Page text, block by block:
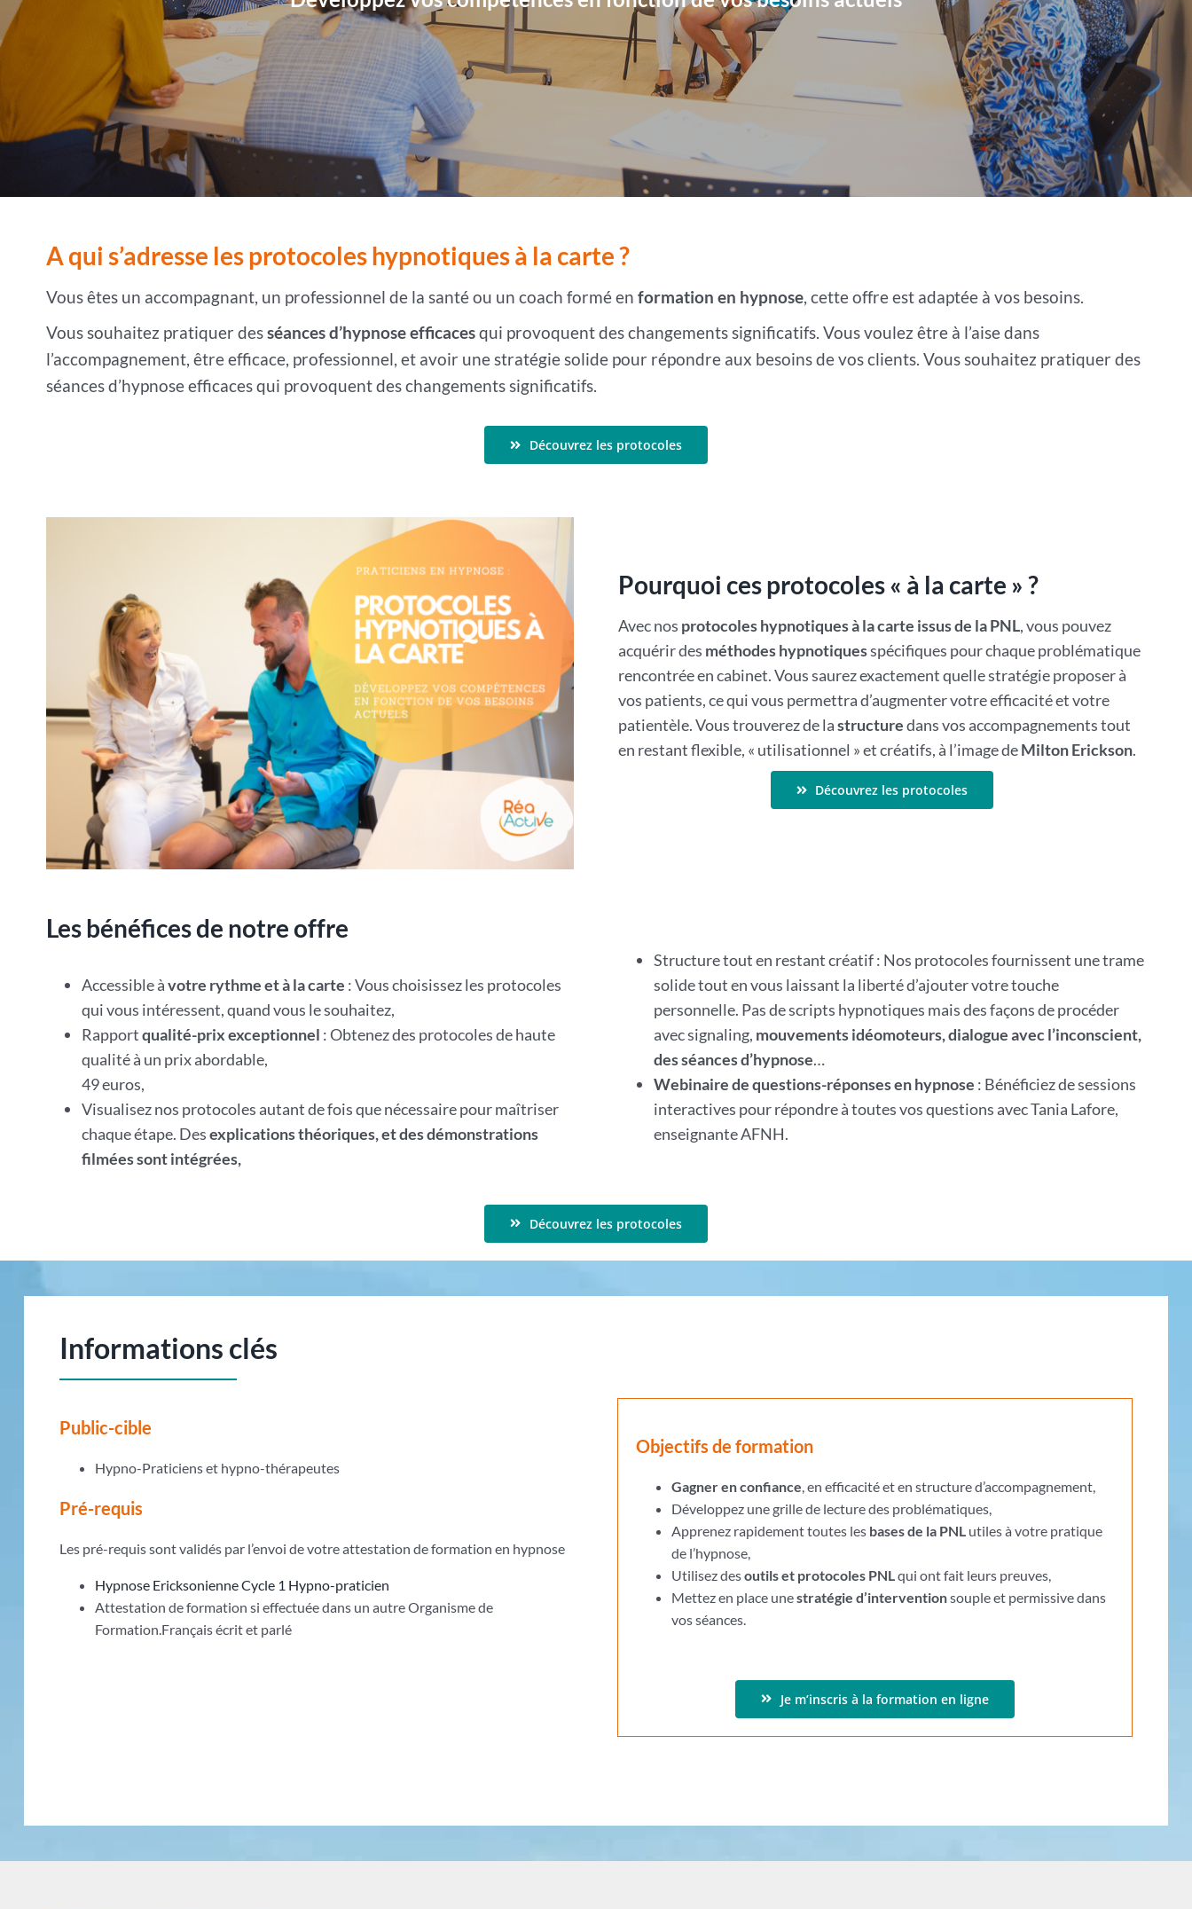
A qui s’adresse les protocoles hypnotiques à la carte ?
Vous êtes un accompagnant, un professionnel de la santé ou un coach formé en formation en hypnose, cette offre est adaptée à vos besoins.
Vous souhaitez pratiquer desséances d’hypnose efficacesqui provoquent des changements significatifs. Vous voulez être à l’aise dans
l’accompagnement, être efficace, professionnel, et avoir une stratégie solide pour répondre aux besoins de vos clients. Vous souhaitez pratiquer des
séances d’hypnose efficaces qui provoquent des changements significatifs.
Découvrez les protocoles
Pourquoi ces protocoles « à la carte » ?
Avec nos protocoles hypnotiques à la carte issus de la PNL, vous pouvez
acquérir des méthodes hypnotiquesspécifiques pour chaque problématique
rencontrée en cabinet. Vous saurez exactement quelle stratégie proposer à
vos patients, ce qui vous permettra d’augmenter votre efficacité et votre
patientèle. Vous trouverez de lastructuredans vos accompagnements tout
en restant flexible, « utilisationnel » et créatifs, à l’image deMilton Erickson.
Découvrez les protocoles
Les bénéfices de notre offre
Accessible àvotre rythme et à la carte : Vous choisissez les protocoles
qui vous intéressent, quand vous le souhaitez,
Rapportqualité-prix exceptionnel : Obtenez des protocoles de haute
qualité à un prix abordable,
49 euros,
Visualisez nos protocoles autant de fois que nécessaire pour maîtriser
chaque étape. Desexplications théoriques, et des démonstrations
filmées sont intégrées,
Structure tout en restant créatif : Nos protocoles fournissent une trame
solide tout en vous laissant la liberté d’ajouter votre touche
personnelle. Pas de scripts hypnotiques mais des façons de procéder
avec signaling, mouvements idéomoteurs, dialogue avec l’inconscient,
des séances d’hypnose…
Webinaire de questions-réponses en hypnose : Bénéficiez de sessions
interactives pour répondre à toutes vos questions avec Tania Lafore,
enseignante AFNH.
Découvrez les protocoles
Informations clés
Public-cible
Hypno-Praticiens et hypno-thérapeutes
Pré-requis
Les pré-requis sont validés par l’envoi de votre attestation de formation en hypnose
Hypnose Ericksonienne Cycle 1 Hypno-praticien
Attestation de formation si effectuée dans un autre Organisme de
Formation.Français écrit et parlé
Objectifs de formation
Gagner en confiance, en efficacité et en structure d’accompagnement,
Développez une grille de lecture des problématiques,
Apprenez rapidement toutes les bases de la PNL utiles à votre pratique
de l’hypnose,
Utilisez desoutils et protocoles PNLqui ont fait leurs preuves,
Mettez en place unestratégie d’interventionsouple et permissive dans
vos séances.
Je m’inscris à la formation en ligne